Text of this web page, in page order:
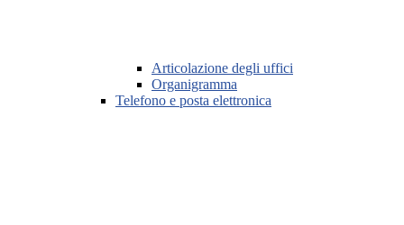
Articolazione degli uffici
Organigramma
Telefono e posta elettronica